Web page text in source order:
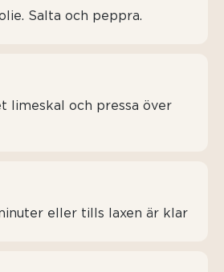
Salta och peppra.
limeskal och pressa över
eller tills laxen är klar